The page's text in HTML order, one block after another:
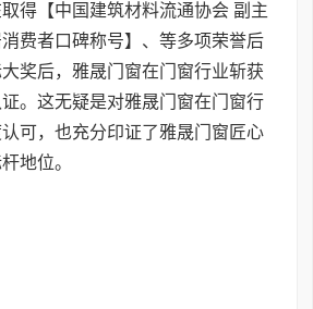
得【中国建筑材料流通协会 副主
费者口碑称号】、等多项荣誉后
奖后，雅晟门窗在门窗行业斩获
。这无疑是对雅晟门窗在门窗行
可，也充分印证了雅晟门窗匠心
地位。